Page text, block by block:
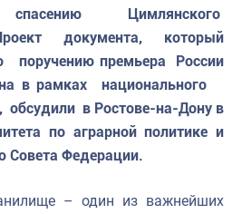
Цимлянского
документа, который
поручению премьера России
в рамках национального
обсудили в Ростове-на-Дону в
по аграрной политике и
Совета Федерации.
– один из важнейших